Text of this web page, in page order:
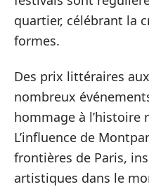
quartier, célébrant la
formes.
Des prix littéraires
nombreux
hommage à l’histoire
L’influence de
frontières de Paris,
artistiques dans le